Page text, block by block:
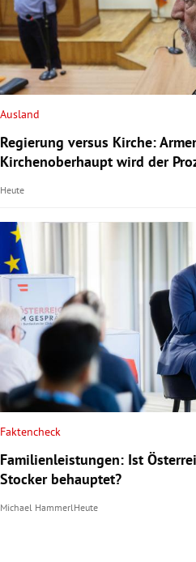
Ausland
Regierung versus Kirche:
Kirchenoberhaupt wird der
Heute
Faktencheck
Familienleistungen: Ist
Stocker behauptet?
Michael Hammerl Heute